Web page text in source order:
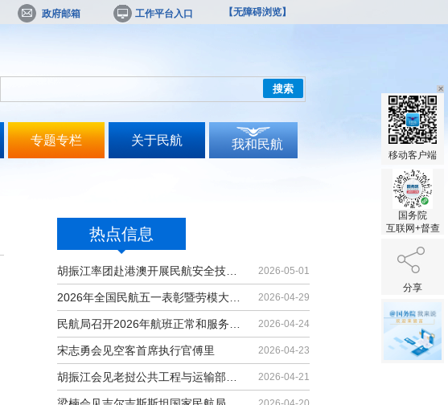
政府邮箱 工作平台入口 【无障碍浏览】
搜索
专题专栏 关于民航 我和民航
热点信息
2026-05-01
2026-04-29
2026-04-24
宋志勇会见空客首席执行官傅里 2026-04-23
2026-04-21
移动客户端
国务院
互联网+督查
分享